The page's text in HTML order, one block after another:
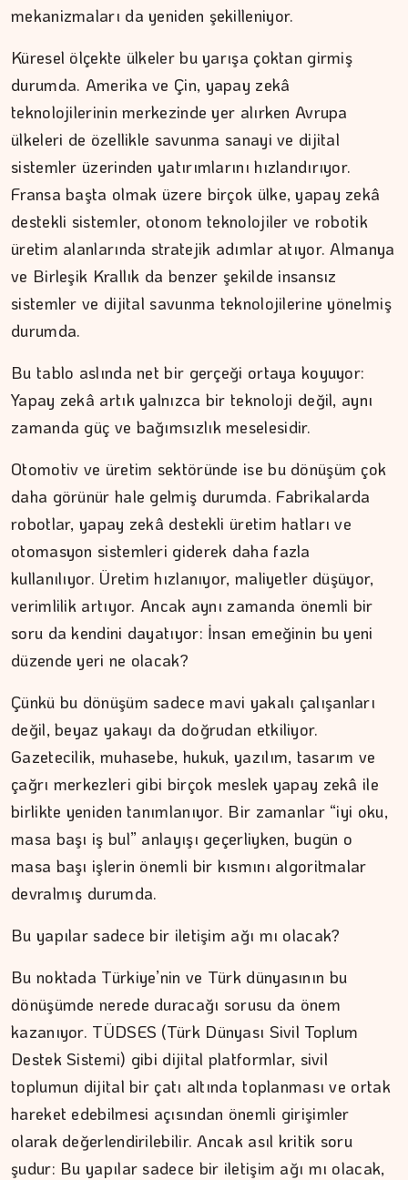
mekanizmaları da yeniden şekilleniyor.
Küresel ölçekte ülkeler bu yarışa çoktan girmiş
durumda. Amerika ve Çin, yapay zekâ
teknolojilerinin merkezinde yer alırken Avrupa
ülkeleri de özellikle savunma sanayi ve dijital
sistemler üzerinden yatırımlarını hızlandırıyor.
Fransa başta olmak üzere birçok ülke, yapay zekâ
destekli sistemler, otonom teknolojiler ve robotik
üretim alanlarında stratejik adımlar atıyor. Almanya
ve Birleşik Krallık da benzer şekilde insansız
sistemler ve dijital savunma teknolojilerine yönelmiş
durumda.
Bu tablo aslında net bir gerçeği ortaya koyuyor:
Yapay zekâ artık yalnızca bir teknoloji değil, aynı
zamanda güç ve bağımsızlık meselesidir.
Otomotiv ve üretim sektöründe ise bu dönüşüm çok
daha görünür hale gelmiş durumda. Fabrikalarda
robotlar, yapay zekâ destekli üretim hatları ve
otomasyon sistemleri giderek daha fazla
kullanılıyor. Üretim hızlanıyor, maliyetler düşüyor,
verimlilik artıyor. Ancak aynı zamanda önemli bir
soru da kendini dayatıyor: İnsan emeğinin bu yeni
düzende yeri ne olacak?
Çünkü bu dönüşüm sadece mavi yakalı çalışanları
değil, beyaz yakayı da doğrudan etkiliyor.
Gazetecilik, muhasebe, hukuk, yazılım, tasarım ve
çağrı merkezleri gibi birçok meslek yapay zekâ ile
birlikte yeniden tanımlanıyor. Bir zamanlar “iyi oku,
masa başı iş bul” anlayışı geçerliyken, bugün o
masa başı işlerin önemli bir kısmını algoritmalar
devralmış durumda.
Bu yapılar sadece bir iletişim ağı mı olacak?
Bu noktada Türkiye’nin ve Türk dünyasının bu
dönüşümde nerede duracağı sorusu da önem
kazanıyor. TÜDSES (Türk Dünyası Sivil Toplum
Destek Sistemi) gibi dijital platformlar, sivil
toplumun dijital bir çatı altında toplanması ve ortak
hareket edebilmesi açısından önemli girişimler
olarak değerlendirilebilir. Ancak asıl kritik soru
şudur: Bu yapılar sadece bir iletişim ağı mı olacak,
DR. TANER EKİNCİ
Nefes, agni ve içsel denge
ŞAFAK GÜVEN
Ahlat'tan Nemrut Krateri'ne